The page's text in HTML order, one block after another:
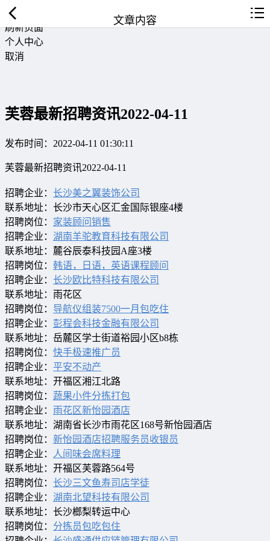
返回首页
刷新页面
个人中心
取消
文章内容
芙蓉最新招聘资讯2022-04-11
发布时间：2022-04-11 01:30:11
芙蓉最新招聘资讯2022-04-11
招聘企业： 长沙美之翼装饰公司
联系地址：长沙市天心区汇金国际银座4楼
招聘岗位： 家装顾问销售
招聘企业： 湖南羊驼教育科技有限公司
联系地址：麓谷辰泰科技园A座3楼
招聘岗位： 韩语，日语，英语课程顾问
招聘企业： 长沙欧比特科技有限公司
联系地址：雨花区
招聘岗位： 导航仪组装7500一月包吃住
招聘企业： 彭程会科技金融有限公司
联系地址：岳麓区学士街道裕园小区b8栋
招聘岗位： 快手极速推广员
招聘企业： 平安不动产
联系地址：开福区湘江北路
招聘岗位： 蔬果小件分拣打包
招聘企业： 雨花区新怡园酒店
联系地址：湖南省长沙市雨花区168号新怡园酒店
招聘岗位： 新怡园酒店招聘服务员收银员
招聘企业：
人间味会席料理
联系地址：开福区芙蓉路564号
招聘岗位： 长沙三文鱼寿司店学徒
招聘企业： 湖南北望科技有限公司
联系地址：长沙榔梨转运中心
招聘岗位： 分拣员包吃包住